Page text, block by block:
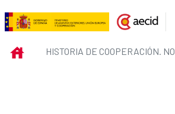
Saltar al contenido principal
Historia de
INICIO